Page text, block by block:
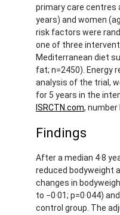
primary care centres
years) and women
risk factors were
one of three
Mediterranean diet
fat; n=2450). Energy
analysis of the trial,
for 5 years in the
ISRCTN.com, number
Findings
After a median 4·8
reduced bodyweight
changes in
to −0·01; p=0·044)
control group. The